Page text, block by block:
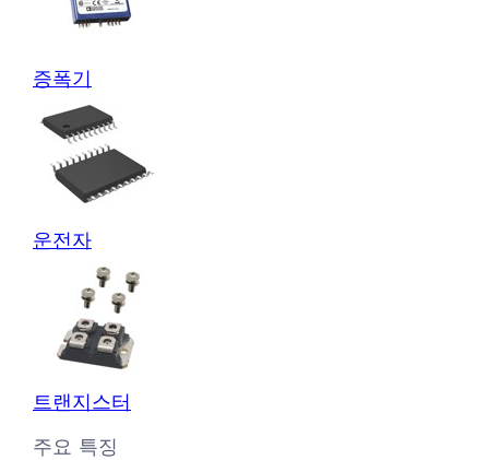
증폭기
운전자
트랜지스터
주요 특징